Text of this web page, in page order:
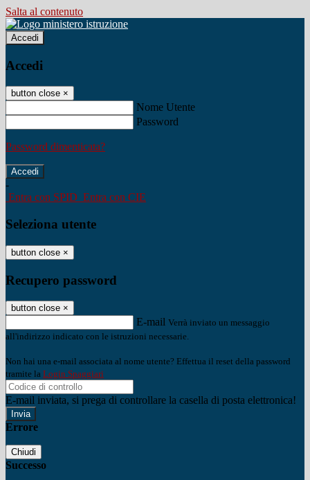
Salta al contenuto
Accedi
Accedi
button close ×
Nome Utente
Password
Password dimenticata?
-
Entra con SPID Entra con CIE
Seleziona utente
button close ×
Recupero password
button close ×
E-mail Verrà inviato un messaggio
all'indirizzo indicato con le istruzioni necessarie.
Non hai una e-mail associata al nome utente? Effettua il reset della password
tramite la Login Spaggiari
E-mail inviata, si prega di controllare la casella di posta elettronica!
Errore
Chiudi
Successo